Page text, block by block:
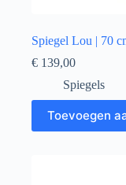
Spiegel Lou | 70
€ 139,00
Spiegels
Toevoegen